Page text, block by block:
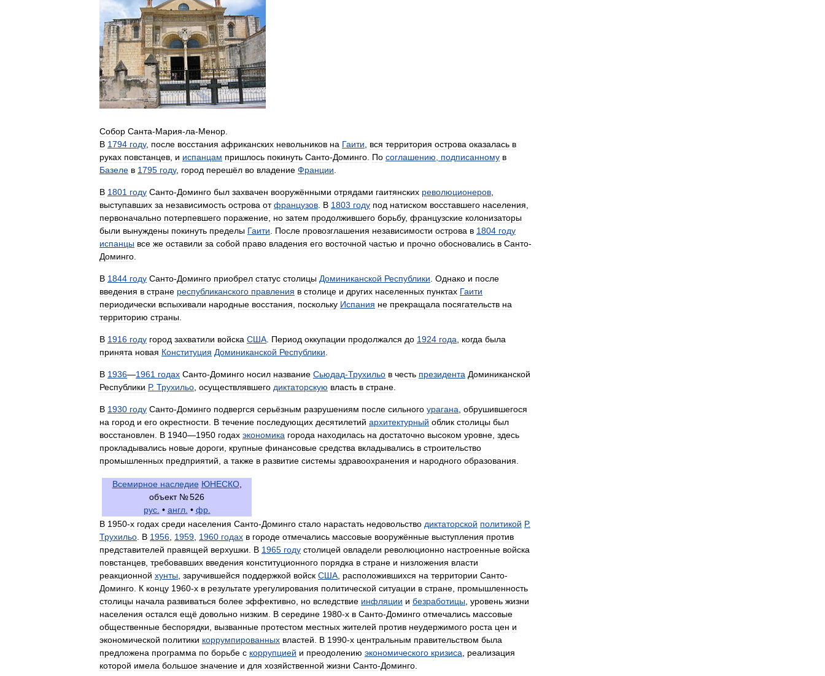
Собор Санта-Мария-ла-Менор.
В 1794 году, после восстания африканских невольников на Гаити, вся территория острова оказалась в
руках повстанцев, и испанцам пришлось покинуть Санто-Доминго. По соглашению, подписанному в
Базеле в 1795 году, город перешёл во владение Франции.
В 1801 году Санто-Доминго был захвачен вооружёнными отрядами гаитянских революционеров,
выступавших за независимость острова от французов. В 1803 году под натиском восставшего населения,
первоначально потерпевшего поражение, но затем продолжившего борьбу, французские колонизаторы
были вынуждены покинуть пределы Гаити. После провозглашения независимости острова в 1804 году
испанцы все же оставили за собой право владения его восточной частью и прочно обосновались в Санто-
Доминго.
В 1844 году Санто-Доминго приобрел статус столицы Доминиканской Республики. Однако и после
введения в стране республиканского правления в столице и других населенных пунктах Гаити
периодически вспыхивали народные восстания, поскольку Испания не прекращала посягательств на
территорию страны.
В 1916 году город захватили войска США. Период оккупации продолжался до 1924 года, когда была
принята новая Конституция Доминиканской Республики.
В 1936—1961 годах Санто-Доминго носил название Сьюдад-Трухильо в честь президента Доминиканской
Республики Р. Трухильо, осуществлявшего диктаторскую власть в стране.
В 1930 году Санто-Доминго подвергся серьёзным разрушениям после сильного урагана, обрушившегося
на город и его окрестности. В течение последующих десятилетий архитектурный облик столицы был
восстановлен. В 1940—1950 годах экономика города находилась на достаточно высоком уровне, здесь
прокладывались новые дороги, крупные финансовые средства вкладывались в строительство
промышленных предприятий, а также в развитие системы здравоохранения и народного образования.
Всемирное наследие ЮНЕСКО,
объект №526
рус. • англ. • фр.
В 1950-х годах среди населения Санто-Доминго стало нарастать недовольство диктаторской политикой Р.
Трухильо. В 1956, 1959, 1960 годах в городе отмечались массовые вооружённые выступления против
представителей правящей верхушки. В 1965 году столицей овладели революционно настроенные войска
повстанцев, требовавших введения конституционного порядка в стране и низложения власти
реакционной хунты, заручившейся поддержкой войск США, расположившихся на территории Санто-
Доминго. К концу 1960-х в результате урегулирования политической ситуации в стране, промышленность
столицы начала развиваться более эффективно, но вследствие инфляции и безработицы, уровень жизни
населения остался ещё довольно низким. В середине 1980-х в Санто-Доминго отмечались массовые
общественные беспорядки, вызванные протестом местных жителей против неудержимого роста цен и
экономической политики коррумпированных властей. В 1990-х центральным правительством была
предложена программа по борьбе с коррупцией и преодолению экономического кризиса, реализация
которой имела большое значение и для хозяйственной жизни Санто-Доминго.